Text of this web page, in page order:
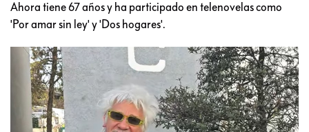
Ahora tiene 67 años y ha participado en telenovelas como
'Por amar sin ley' y 'Dos hogares'.